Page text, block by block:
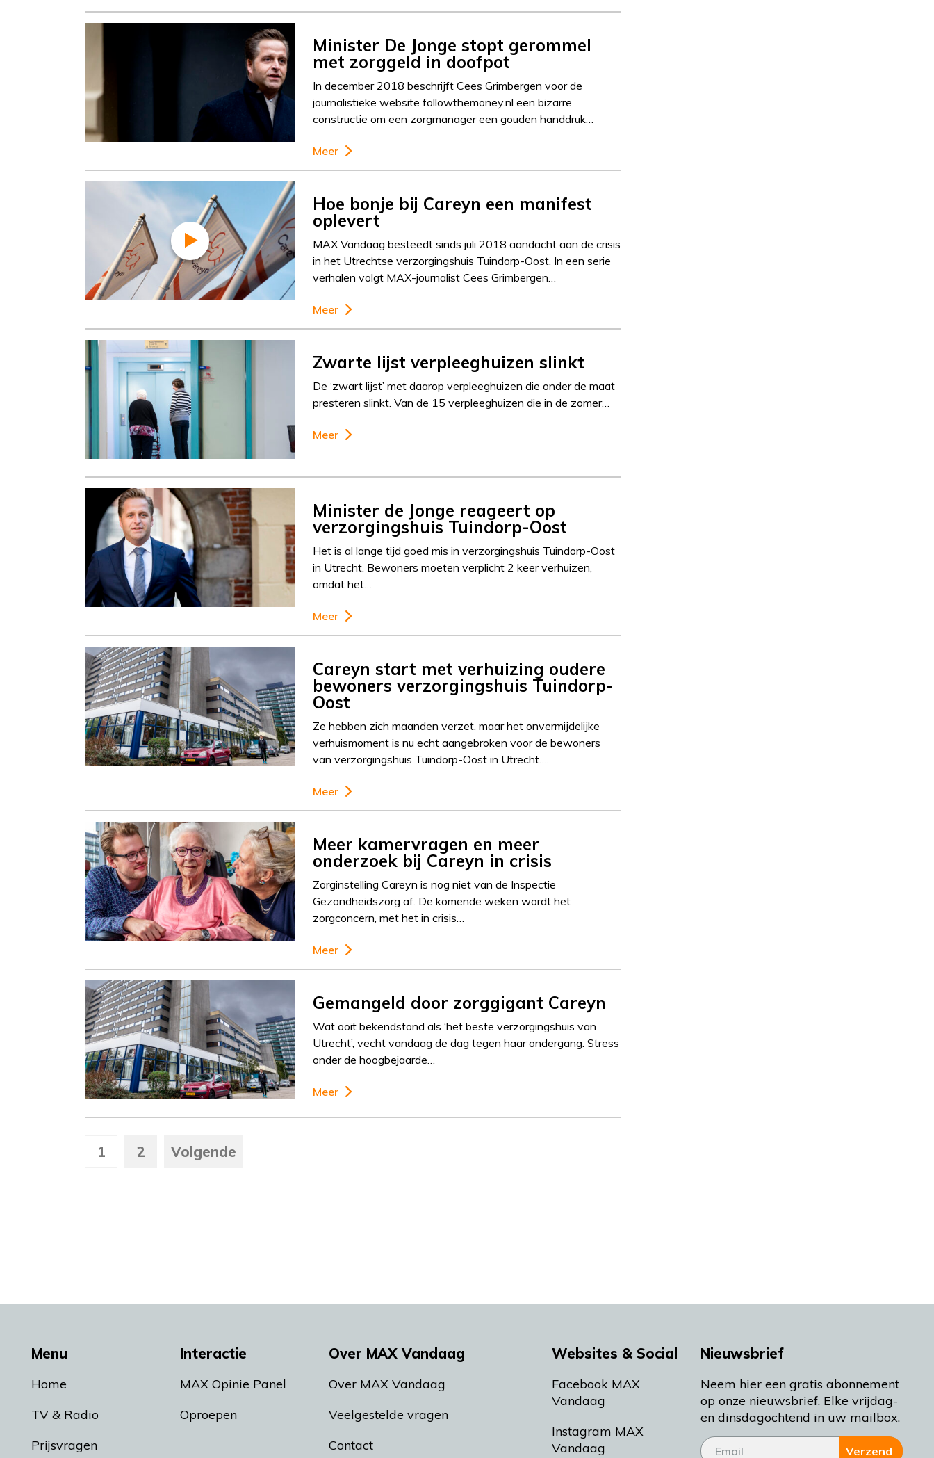
Minister De Jonge stopt gerommel
met zorggeld in doofpot
In december 2018 beschrijft Cees Grimbergen voor de
journalistieke website followthemoney.nl een bizarre
constructie om een zorgmanager een gouden handdruk…
Meer
Hoe bonje bij Careyn een manifest
oplevert
MAX Vandaag besteedt sinds juli 2018 aandacht aan de crisis
in het Utrechtse verzorgingshuis Tuindorp-Oost. In een serie
verhalen volgt MAX-journalist Cees Grimbergen…
Meer
Zwarte lijst verpleeghuizen slinkt
De ‘zwart lijst’ met daarop verpleeghuizen die onder de maat
presteren slinkt. Van de 15 verpleeghuizen die in de zomer…
Meer
Minister de Jonge reageert op
verzorgingshuis Tuindorp-Oost
Het is al lange tijd goed mis in verzorgingshuis Tuindorp-Oost
in Utrecht. Bewoners moeten verplicht 2 keer verhuizen,
omdat het…
Meer
Careyn start met verhuizing oudere
bewoners verzorgingshuis Tuindorp-
Oost
Ze hebben zich maanden verzet, maar het onvermijdelijke
verhuismoment is nu echt aangebroken voor de bewoners
van verzorgingshuis Tuindorp-Oost in Utrecht….
Meer
Meer kamervragen en meer
onderzoek bij Careyn in crisis
Zorginstelling Careyn is nog niet van de Inspectie
Gezondheidszorg af. De komende weken wordt het
zorgconcern, met het in crisis…
Meer
Gemangeld door zorggigant Careyn
Wat ooit bekendstond als ‘het beste verzorgingshuis van
Utrecht’, vecht vandaag de dag tegen haar ondergang. Stress
onder de hoogbejaarde…
Meer
1 2 Volgende
Menu
Home
TV & Radio
Prijsvragen
Interactie
MAX Opinie Panel
Oproepen
Over MAX Vandaag
Over MAX Vandaag
Veelgestelde vragen
Contact
Websites & Social
Facebook MAX
Vandaag
Instagram MAX
Vandaag
Nieuwsbrief
Neem hier een gratis abonnement
op onze nieuwsbrief. Elke vrijdag-
en dinsdagochtend in uw mailbox.
Verzend